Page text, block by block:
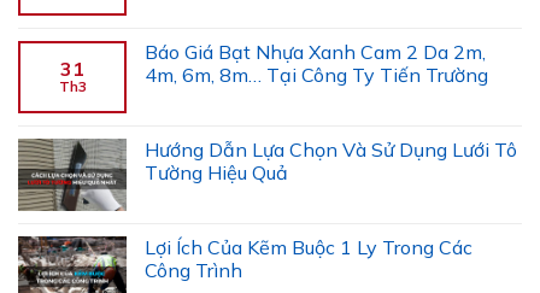
31
Th3
Báo Giá Bạt Nhựa Xanh Cam 2 Da 2m,
4m, 6m, 8m… Tại Công Ty Tiến Trường
Hướng Dẫn Lựa Chọn Và Sử Dụng Lưới Tô
Tường Hiệu Quả
Lợi Ích Của Kẽm Buộc 1 Ly Trong Các
Công Trình